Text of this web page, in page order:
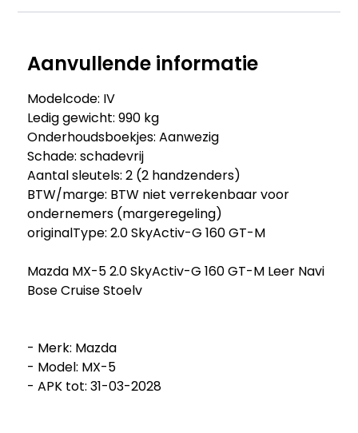
Aanvullende informatie
Modelcode: IV
Ledig gewicht: 990 kg
Onderhoudsboekjes: Aanwezig
Schade: schadevrij
Aantal sleutels: 2 (2 handzenders)
BTW/marge: BTW niet verrekenbaar voor
ondernemers (margeregeling)
originalType: 2.0 SkyActiv-G 160 GT-M
Mazda MX-5 2.0 SkyActiv-G 160 GT-M Leer Navi
Bose Cruise Stoelv
- Merk: Mazda
- Model: MX-5
- APK tot: 31-03-2028